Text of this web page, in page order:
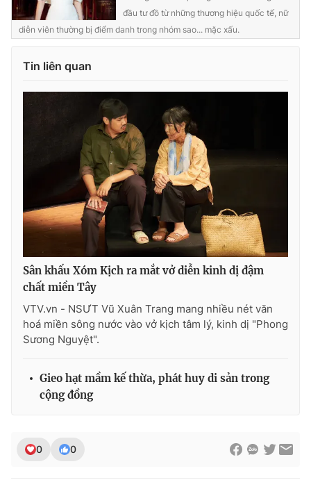
đầu tư đồ từ những thương hiệu quốc tế, nữ
diễn viên thường bị điểm danh trong nhóm sao... mặc xấu.
Tin liên quan
Sân khấu Xóm Kịch ra mắt vở diễn kinh dị đậm
chất miền Tây
VTV.vn - NSƯT Vũ Xuân Trang mang nhiều nét văn
hoá miền sông nước vào vở kịch tâm lý, kinh dị "Phong
Sương Nguyệt".
Gieo hạt mầm kế thừa, phát huy di sản trong
cộng đồng
0 0